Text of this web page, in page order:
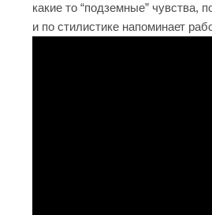
какие то “подземные” чувства,
и по стилистике напоминает